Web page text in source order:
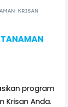
KRISAN
TANAMAN
program
Krisan Anda.